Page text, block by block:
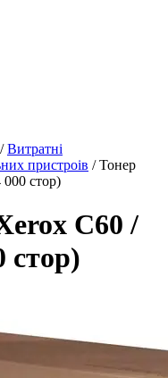
/Витратні
пристроів / Тонер
стор)
C60 /
стор)